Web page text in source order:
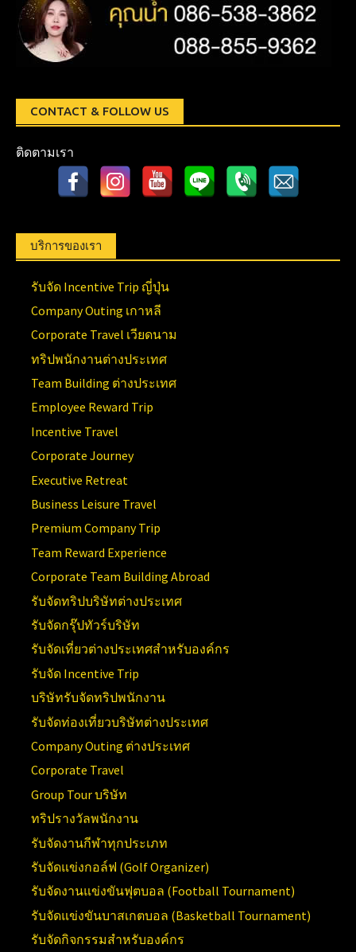
CONTACT & FOLLOW US
ติดตามเรา
บริการของเรา
รับจัด Incentive Trip ญี่ปุ่น
Company Outing เกาหลี
Corporate Travel เวียดนาม
ทริปพนักงานต่างประเทศ
Team Building ต่างประเทศ
Employee Reward Trip
Incentive Travel
Corporate Journey
Executive Retreat
Business Leisure Travel
Premium Company Trip
Team Reward Experience
Corporate Team Building Abroad
รับจัดทริปบริษัทต่างประเทศ
รับจัดกรุ๊ปทัวร์บริษัท
รับจัดเที่ยวต่างประเทศสำหรับองค์กร
รับจัด Incentive Trip
บริษัทรับจัดทริปพนักงาน
รับจัดท่องเที่ยวบริษัทต่างประเทศ
Company Outing ต่างประเทศ
Corporate Travel
Group Tour บริษัท
ทริปรางวัลพนักงาน
รับจัดงานกีฬาทุกประเภท
รับจัดแข่งกอล์ฟ (Golf Organizer)
รับจัดงานแข่งขันฟุตบอล (Football Tournament)
รับจัดแข่งขันบาสเกตบอล (Basketball Tournament)
รับจัดกิจกรรมสำหรับองค์กร